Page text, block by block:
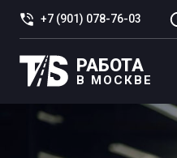
+7 (901) 078-76-03
РАБОТА
В МОСКВЕ